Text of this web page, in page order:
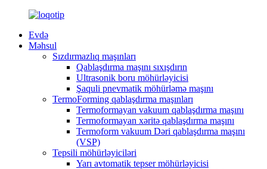
Evdə
Məhsul
Sızdırmazlıq maşınları
Qablaşdırma maşını sıxışdırın
Ultrasonik boru möhürləyicisi
Şaquli pnevmatik möhürləmə maşını
TermoForming qablaşdırma maşınları
Termoformayan vakuum qablaşdırma maşını
Termoformayan xəritə qablaşdırma maşını
Termoform vakuum Dəri qablaşdırma maşını
(VSP)
Tepsili möhürləyiciləri
Yarı avtomatik tepser möhürləyicisi